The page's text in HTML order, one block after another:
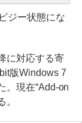
ジー状態にな
に対応する寄
版Windows 7
。現在“Add-on